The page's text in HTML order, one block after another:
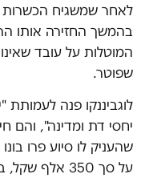
לאחר שמשגיח הכשרות
בהמשך החזירה אותו
המוטלות על עובד
שפוטר.
לוגביננקו פנה לעמותת
יחסי דת ומדינה", והם
שהעניק לו סיוע פרו
על סך 350